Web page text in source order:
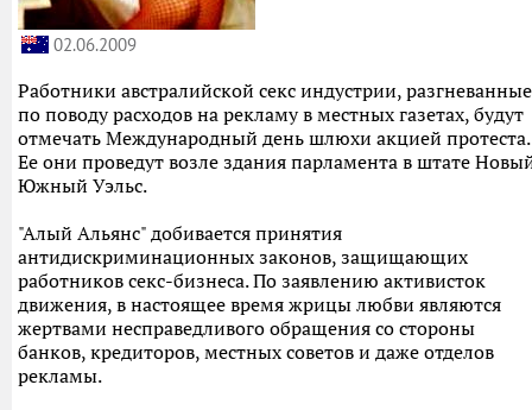
02.06.2009
Работники австралийской секс индустрии, разгневанные
по поводу расходов на рекламу в местных газетах, будут
отмечать Международный день шлюхи акцией протеста.
Ее они проведут возле здания парламента в штате
Южный Уэльс.
"Алый Альянс" добивается принятия
антидискриминационных законов, защищающих
работников секс-бизнеса. По заявлению активисток
движения, в настоящее время жрицы любви являются
жертвами несправедливого обращения со стороны
банков, кредиторов, местных советов и даже отделов
рекламы.